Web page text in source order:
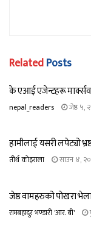
RelatedPosts
के एआई एजेन्टहरू
nepal_readers जेष्ठ ५,
हामीलाई यसरी लपेट्यो
तीर्थ कोइराला साउन ४,
जेष्ठ वामहरुको पोखरा
रामबहादुर भण्डारी 'आर. बी'